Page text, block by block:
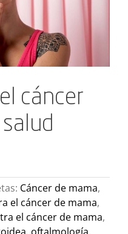
cáncer
Cáncer de mama,
el cáncer de mama,
el cáncer de mama,
, oftalmología,